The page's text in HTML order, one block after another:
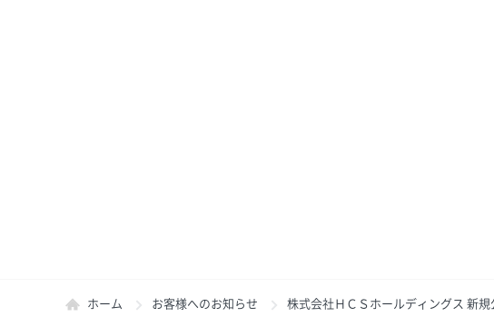
ホーム お客様へのお知らせ 株式会社ＨＣＳホールディングス 新規